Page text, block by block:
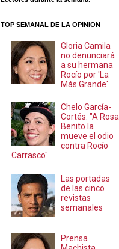
TOP SEMANAL DE LA OPINION
Gloria Camila
no denunciará
a su hermana
Rocío por 'La
Más Grande'
Chelo García-
Cortés: "A Rosa
Benito la
mueve el odio
contra Rocío
Carrasco"
Las portadas
de las cinco
revistas
semanales
Prensa